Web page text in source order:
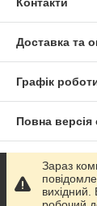
Доставка та
Графік
Повна версія
Сайт
Політика
Зараз